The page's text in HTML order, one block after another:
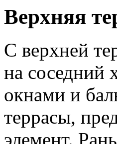
Верхняя
С верхней
на соседний
окнами и
террасы,
элемент.